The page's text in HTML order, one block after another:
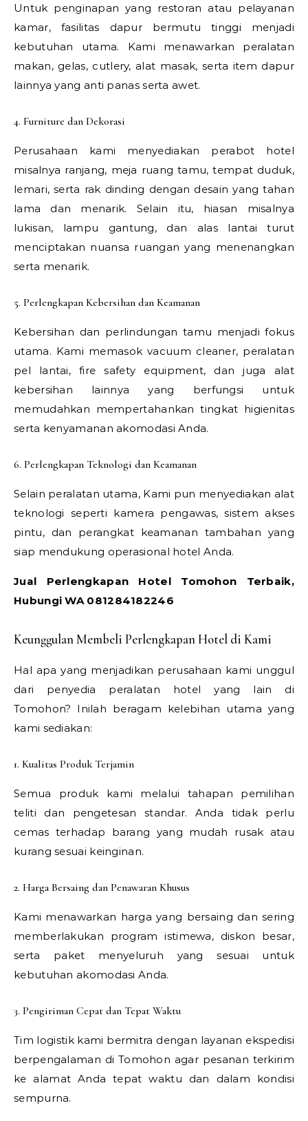
Untuk penginapan yang restoran atau pelayanan
kamar, fasilitas dapur bermutu tinggi menjadi
kebutuhan utama. Kami menawarkan peralatan
makan, gelas, cutlery, alat masak, serta item dapur
lainnya yang anti panas serta awet.
4. Furniture dan Dekorasi
Perusahaan kami menyediakan perabot hotel
misalnya ranjang, meja ruang tamu, tempat duduk,
lemari, serta rak dinding dengan desain yang tahan
lama dan menarik. Selain itu, hiasan misalnya
lukisan, lampu gantung, dan alas lantai turut
menciptakan nuansa ruangan yang menenangkan
serta menarik.
5. Perlengkapan Kebersihan dan Keamanan
Kebersihan dan perlindungan tamu menjadi fokus
utama. Kami memasok vacuum cleaner, peralatan
pel lantai, fire safety equipment, dan juga alat
kebersihan lainnya yang berfungsi untuk
memudahkan mempertahankan tingkat higienitas
serta kenyamanan akomodasi Anda.
6. Perlengkapan Teknologi dan Keamanan
Selain peralatan utama, Kami pun menyediakan alat
teknologi seperti kamera pengawas, sistem akses
pintu, dan perangkat keamanan tambahan yang
siap mendukung operasional hotel Anda.
Jual Perlengkapan Hotel Tomohon Terbaik,
Hubungi WA 081284182246
Keunggulan Membeli Perlengkapan Hotel di Kami
Hal apa yang menjadikan perusahaan kami unggul
dari penyedia peralatan hotel yang lain di
Tomohon? Inilah beragam kelebihan utama yang
kami sediakan:
1. Kualitas Produk Terjamin
Semua produk kami melalui tahapan pemilihan
teliti dan pengetesan standar. Anda tidak perlu
cemas terhadap barang yang mudah rusak atau
kurang sesuai keinginan.
2. Harga Bersaing dan Penawaran Khusus
Kami menawarkan harga yang bersaing dan sering
memberlakukan program istimewa, diskon besar,
serta paket menyeluruh yang sesuai untuk
kebutuhan akomodasi Anda.
3. Pengiriman Cepat dan Tepat Waktu
Tim logistik kami bermitra dengan layanan ekspedisi
berpengalaman di Tomohon agar pesanan terkirim
ke alamat Anda tepat waktu dan dalam kondisi
sempurna.